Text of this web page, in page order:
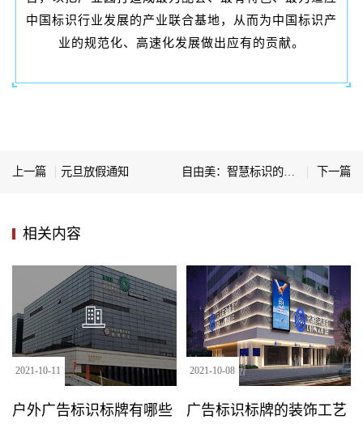
中国标识行业发展的产业联合基地，从而为中国标识产
业的规范化、高速化发展做出应有的贡献。
上一篇 元旦放假通知 下一篇
相关内容
户外广告标识标牌有哪些
2021-10-11
广告标识标牌的装饰工艺
2021-10-08